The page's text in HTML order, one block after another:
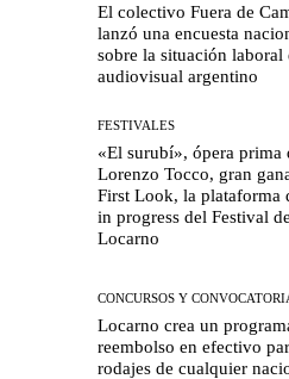
El colectivo Fuera de
lanzó una encuesta
sobre la situación laboral
audiovisual argentino
FESTIVALES
«El surubí», ópera prima
Lorenzo Tocco, gran
First Look, la plataforma
in progress del Festival de
Locarno
CONCURSOS Y
Locarno crea un
reembolso en efectivo
rodajes de cualquier